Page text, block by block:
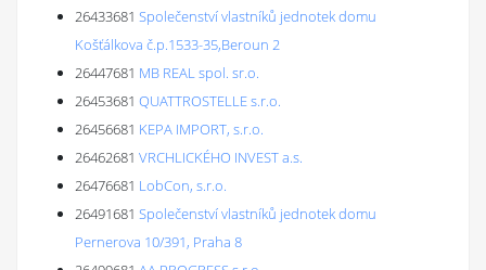
26433681 Společenství vlastníků jednotek domu
Košťálkova č.p.1533-35,Beroun 2
26447681 MB REAL spol. sr.o.
26453681 QUATTROSTELLE s.r.o.
26456681 KEPA IMPORT, s.r.o.
26462681 VRCHLICKÉHO INVEST a.s.
26476681 LobCon, s.r.o.
26491681 Společenství vlastníků jednotek domu
Pernerova 10/391, Praha 8